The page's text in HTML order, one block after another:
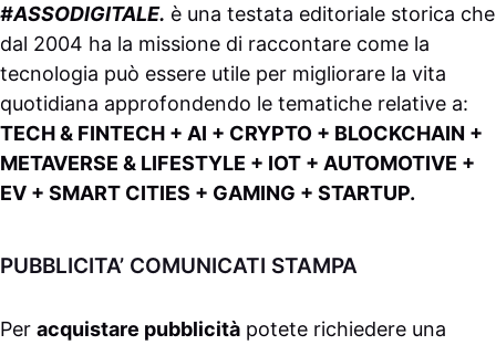
#ASSODIGITALE. è una testata editoriale storica che
dal 2004 ha la missione di raccontare come la
tecnologia può essere utile per migliorare la vita
quotidiana approfondendo le tematiche relative a:
TECH & FINTECH + AI + CRYPTO + BLOCKCHAIN +
METAVERSE & LIFESTYLE + IOT + AUTOMOTIVE +
EV + SMART CITIES + GAMING + STARTUP.
PUBBLICITA’ COMUNICATI STAMPA
Per acquistare pubblicità potete richiedere una